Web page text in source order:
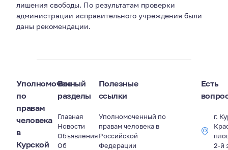
лишения свободы. По результатам проверки
администрации исправительного учреждения были
даны рекомендации.
Уполномоченный
по
правам
человека
в
Курской
Все
разделы
Главная
Новости
Объявления
Об
Полезные
ссылки
Уполномоченный по
правам человека в
Российской
Федерации
Есть
г.
2-й